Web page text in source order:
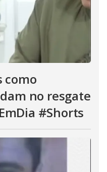
como
no resgate
#Shorts